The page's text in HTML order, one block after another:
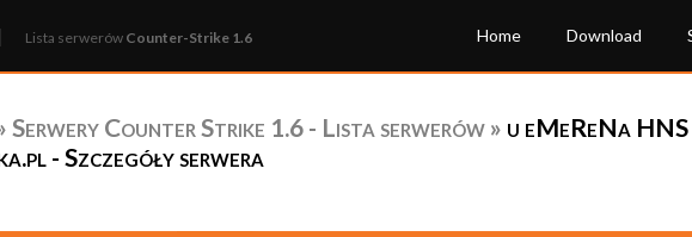
Lista serwerów Counter-Strike 1.6 Home Download
Serwery Counter Strike 1.6 - Lista serwerów » u eMeReNa
- Szczegóły serwera